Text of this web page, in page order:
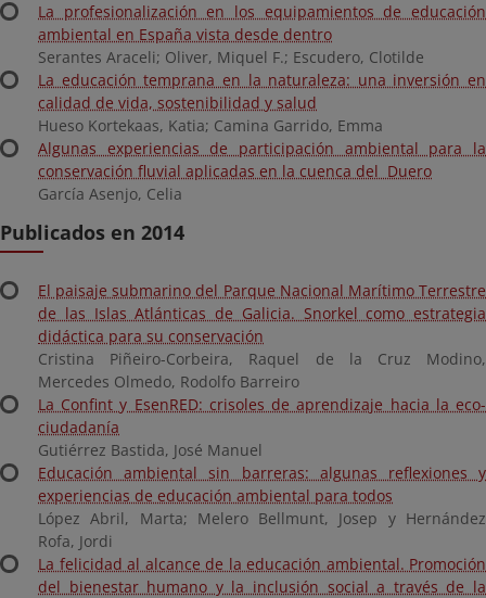
La profesionalización en los equipamientos de educación
ambiental en España vista desde dentro
Serantes Araceli; Oliver, Miquel F.; Escudero, Clotilde
La educación temprana en la naturaleza: una inversión en
calidad de vida, sostenibilidad y salud
Hueso Kortekaas, Katia; Camina Garrido, Emma
Algunas experiencias de participación ambiental para la
conservación fluvial aplicadas en la cuenca del Duero
García Asenjo, Celia
Publicados en 2014
El paisaje submarino del Parque Nacional Marítimo Terrestre
de las Islas Atlánticas de Galicia. Snorkel como estrategia
didáctica para su conservación
Cristina Piñeiro-Corbeira, Raquel de la Cruz Modino,
Mercedes Olmedo, Rodolfo Barreiro
La Confint y EsenRED: crisoles de aprendizaje hacia la eco-
ciudadanía
Gutiérrez Bastida, José Manuel
Educación ambiental sin barreras: algunas reflexiones y
experiencias de educación ambiental para todos
López Abril, Marta; Melero Bellmunt, Josep y Hernández
Rofa, Jordi
La felicidad al alcance de la educación ambiental. Promoción
del bienestar humano y la inclusión social a través de la